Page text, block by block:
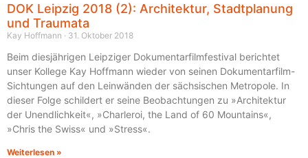
DOK Leipzig 2018 (2): Architektur, Stadtplanung
und Traumata
Kay Hoffmann 31. Oktober 2018
Beim diesjährigen Leipziger Dokumentarfilmfestival berichtet
unser Kollege Kay Hoffmann wieder von seinen Dokumentarfilm-
Sichtungen auf den Leinwänden der sächsischen Metropole. In
dieser Folge schildert er seine Beobachtungen zu »Architektur
der Unendlichkeit«, »Charleroi, the Land of 60 Mountains«,
»Chris the Swiss« und »Stress«.
Weiterlesen »